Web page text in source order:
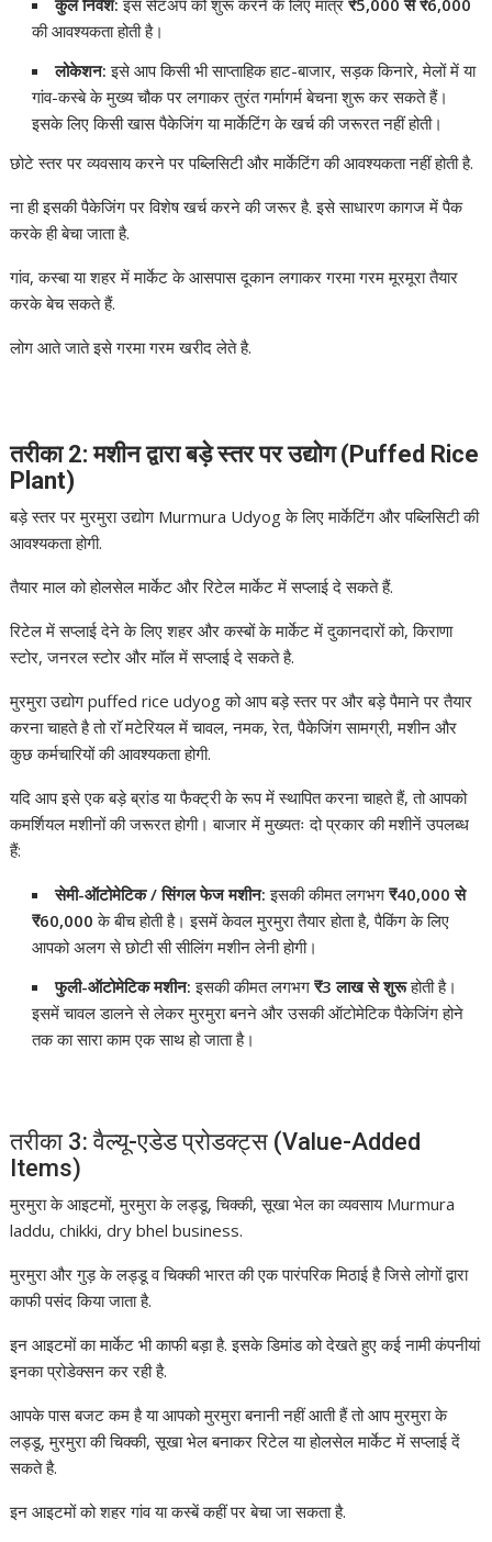
की आवश्यकता होती है।
लोकेशन: इसे आप किसी भी साप्ताहिक हाट-बाजार, सड़क किनारे, मेलों में या
गांव-कस्बे के मुख्य चौक पर लगाकर तुरंत गर्मागर्म बेचना शुरू कर सकते हैं।
इसके लिए किसी खास पैकेजिंग या मार्केटिंग के खर्च की जरूरत नहीं होती।
छोटे स्तर पर व्यवसाय करने पर पब्लिसिटी और मार्केटिंग की आवश्यकता नहीं होती है.
ना ही इसकी पैकेजिंग पर विशेष खर्च करने की जरूर है. इसे साधारण कागज में पैक
करके ही बेचा जाता है.
गांव, कस्बा या शहर में मार्केट के आसपास दूकान लगाकर गरमा गरम मूरमूरा तैयार
करके बेच सकते हैं.
लोग आते जाते इसे गरमा गरम खरीद लेते है.
तरीका 2: मशीन द्वारा बड़े स्तर पर उद्योग (Puffed Rice
Plant)
बड़े स्तर पर मुरमुरा उद्योग Murmura Udyog के लिए मार्केटिंग और पब्लिसिटी की
आवश्यकता होगी.
तैयार माल को होलसेल मार्केट और रिटेल मार्केट में सप्लाई दे सकते हैं.
रिटेल में सप्लाई देने के लिए शहर और कस्बों के मार्केट में दुकानदारों को, किराणा
स्टोर, जनरल स्टोर और माॅल में सप्लाई दे सकते है.
मुरमुरा उद्योग puffed rice udyog को आप बड़े स्तर पर और बड़े पैमाने पर तैयार
करना चाहते है तो राॅ मटेरियल में चावल, नमक, रेत, पैकेजिंग सामग्री, मशीन और
कुछ कर्मचारियों की आवश्यकता होगी.
यदि आप इसे एक बड़े ब्रांड या फैक्ट्री के रूप में स्थापित करना चाहते हैं, तो आपको
कमर्शियल मशीनों की जरूरत होगी। बाजार में मुख्यतः दो प्रकार की मशीनें उपलब्ध
हैं:
सेमी-ऑटोमेटिक / सिंगल फेज मशीन: इसकी कीमत लगभग₹40,000 से
₹60,000 के बीच होती है। इसमें केवल मुरमुरा तैयार होता है, पैकिंग के लिए
आपको अलग से छोटी सी सीलिंग मशीन लेनी होगी।
फुली-ऑटोमेटिक मशीन: इसकी कीमत लगभग₹3 लाख से शुरूहोती है।
इसमें चावल डालने से लेकर मुरमुरा बनने और उसकी ऑटोमेटिक पैकेजिंग होने
तक का सारा काम एक साथ हो जाता है।
तरीका 3: वैल्यू-एडेड प्रोडक्ट्स (Value-Added
Items)
मुरमुरा के आइटमों, मुरमुरा के लड्डू, चिक्की, सूखा भेल का व्यवसाय Murmura
laddu, chikki, dry bhel business.
मुरमुरा और गुड़ के लड्डू व चिक्की भारत की एक पारंपरिक मिठाई है जिसे लोगों द्वारा
काफी पसंद किया जाता है.
इन आइटमों का मार्केट भी काफी बड़ा है. इसके डिमांड को देखते हुए कई नामी कंपनीयां
इनका प्रोडेक्सन कर रही है.
आपके पास बजट कम है या आपको मुरमुरा बनानी नहीं आती हैं तो आप मुरमुरा के
लड्डू, मुरमुरा की चिक्की, सूखा भेल बनाकर रिटेल या होलसेल मार्केट में सप्लाई दें
सकते है.
इन आइटमों को शहर गांव या कस्बें कहीं पर बेचा जा सकता है.